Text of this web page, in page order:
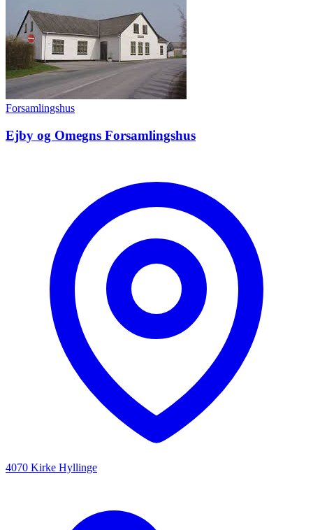
Forsamlingshus
Ejby og Omegns Forsamlingshus
4070 Kirke Hyllinge